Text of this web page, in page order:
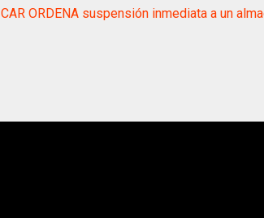
CAR ORDENA suspensión inmediata a un